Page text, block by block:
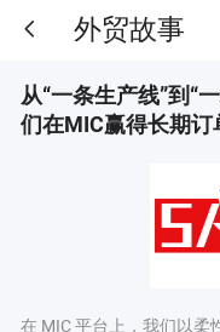
外贸故事
从“一条生产线”到“
们在MIC赢得长期订
在 MIC 平台上，我们以柔